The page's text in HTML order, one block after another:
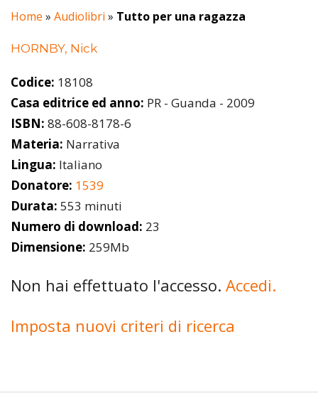
Home » Audiolibri » Tutto per una ragazza
HORNBY, Nick
Codice: 18108
Casa editrice ed anno: PR - Guanda - 2009
ISBN: 88-608-8178-6
Materia: Narrativa
Lingua: Italiano
Donatore: 1539
Durata: 553 minuti
Numero di download: 23
Dimensione: 259Mb
Non hai effettuato l'accesso. Accedi.
Imposta nuovi criteri di ricerca